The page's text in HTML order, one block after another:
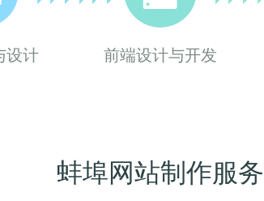
设计 前端设计与开发
蚌埠网站制作服务